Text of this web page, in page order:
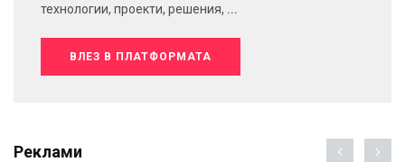
технологии, проекти, решения, ...
ВЛЕЗ В ПЛАТФОРМАТА
Реклами